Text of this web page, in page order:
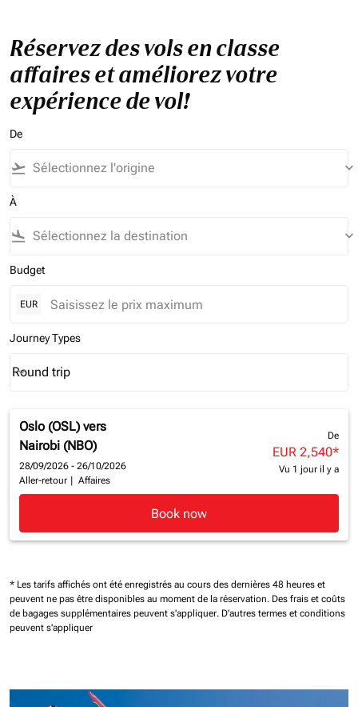
Réservez des vols en classe
affaires et améliorez votre
expérience de vol!
De
flight_takeoff keyboard_arrow_down
À
flight_land keyboard_arrow_down
Budget
EUR
Journey Types
Journey Types option Round trip Selected
Round trip
keyboard_arrow_down
Oslo (OSL) vers
Nairobi (NBO)
28/09/2026 - 26/10/2026
Aller-retour
Affaires
De
EUR 2,540*
Vu 1 jour il y a
Book now
* Les tarifs affichés ont été enregistrés au cours des dernières 48 heures et
peuvent ne pas être disponibles au moment de la réservation. Des frais et coûts
de bagages supplémentaires peuvent s'appliquer. D'autres termes et conditions
peuvent s'appliquer